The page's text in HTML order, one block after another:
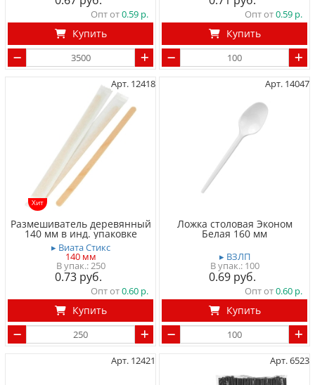
Опт от0.59
Купить
Опт от0.59
Купить
Арт. 12418
Хит
Размешиватель деревянный
140 мм в инд. упаковке
▸ Виата Стикс
140 мм
250
0.73
Опт от0.60
Купить
Арт. 14047
Ложка столовая Эконом
Белая 160 мм
▸ ВЗЛП
100
0.69
Опт от0.60
Купить
Арт. 12421 Арт. 6523